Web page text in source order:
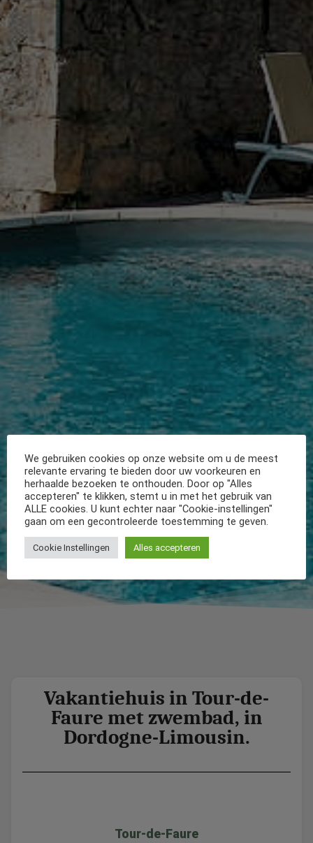
Vakantiehuis in Tour-de-
Faure met zwembad, in
Dordogne-Limousin.
Tour-de-Faure
We gebruiken cookies op onze website om u de meest
relevante ervaring te bieden door uw voorkeuren en
herhaalde bezoeken te onthouden. Door op "Alles
accepteren" te klikken, stemt u in met het gebruik van
ALLE cookies. U kunt echter naar "Cookie-instellingen"
gaan om een gecontroleerde toestemming te geven.
Cookie Instellingen Alles accepteren